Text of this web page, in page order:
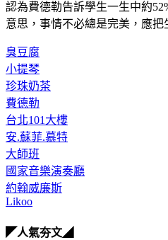
認為費德勒告訴學生一生中約
意思，事情不必總是完美，應把
臭豆腐
小提琴
珍珠奶茶
費德勒
台北101大樓
安.蘇菲.慕特
大師班
國家音樂演奏廳
約翰威廉斯
Likoo
◤人氣夯文◢